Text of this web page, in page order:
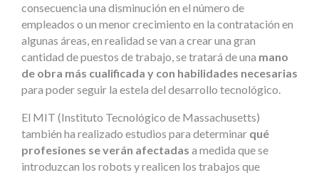
consecuencia una disminución en el número de
empleados o un menor crecimiento en la contratación en
algunas áreas, en realidad se van a crear una gran
cantidad de puestos de trabajo, se tratará de una mano
de obra más cualificada y con habilidades necesarias
para poder seguir la estela del desarrollo tecnológico.
El MIT (Instituto Tecnológico de Massachusetts)
también ha realizado estudios para determinar qué
profesiones se verán afectadas a medida que se
introduzcan los robots y realicen los trabajos que